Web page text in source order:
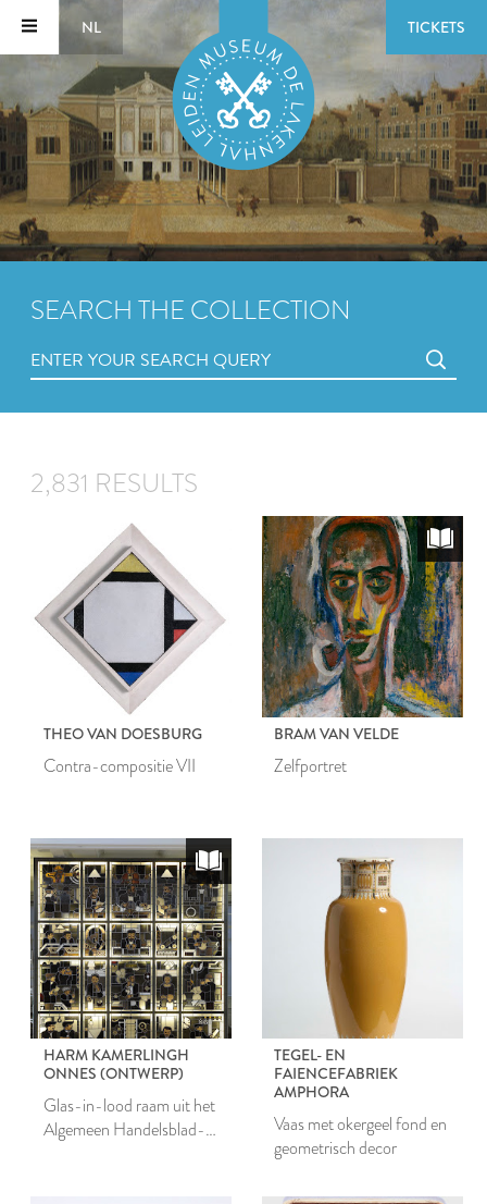
NL TICKETS
SEARCH THE COLLECTION
2,831 RESULTS
THEO VAN DOESBURG
Contra-compositie VII
BRAM VAN VELDE
Zelfportret
HARM KAMERLINGH
ONNES (ONTWERP)
Glas-in-lood raam uit het
Algemeen Handelsblad-
TEGEL- EN
FAIENCEFABRIEK
AMPHORA
Vaas met okergeel fond en
geometrisch decor